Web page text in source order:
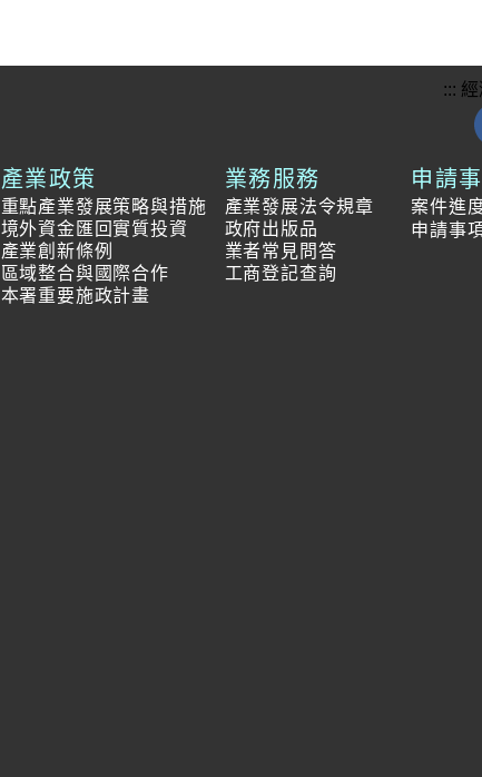
:::
產業政策
重點產業發展策略與措施
境外資金匯回實質投資
產業創新條例
區域整合與國際合作
本署重要施政計畫
業務服務
產業發展法令規章
政府出版品
業者常見問答
工商登記查詢
申請
案件進
申請事